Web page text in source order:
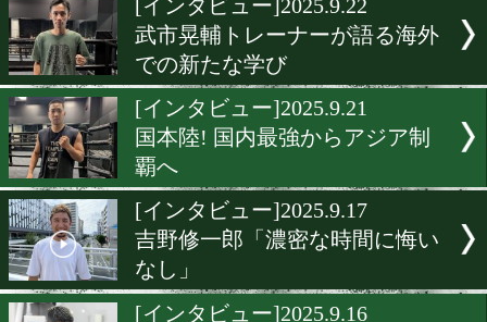
豊嶋亮太! 攻めのボクシン
進化の軌跡
[インタビュー]2025.9.24
重里侃太朗「そっくりその
やり返す」
[インタビュー]2025.9.22
武市晃輔トレーナーが語る
での新たな学び